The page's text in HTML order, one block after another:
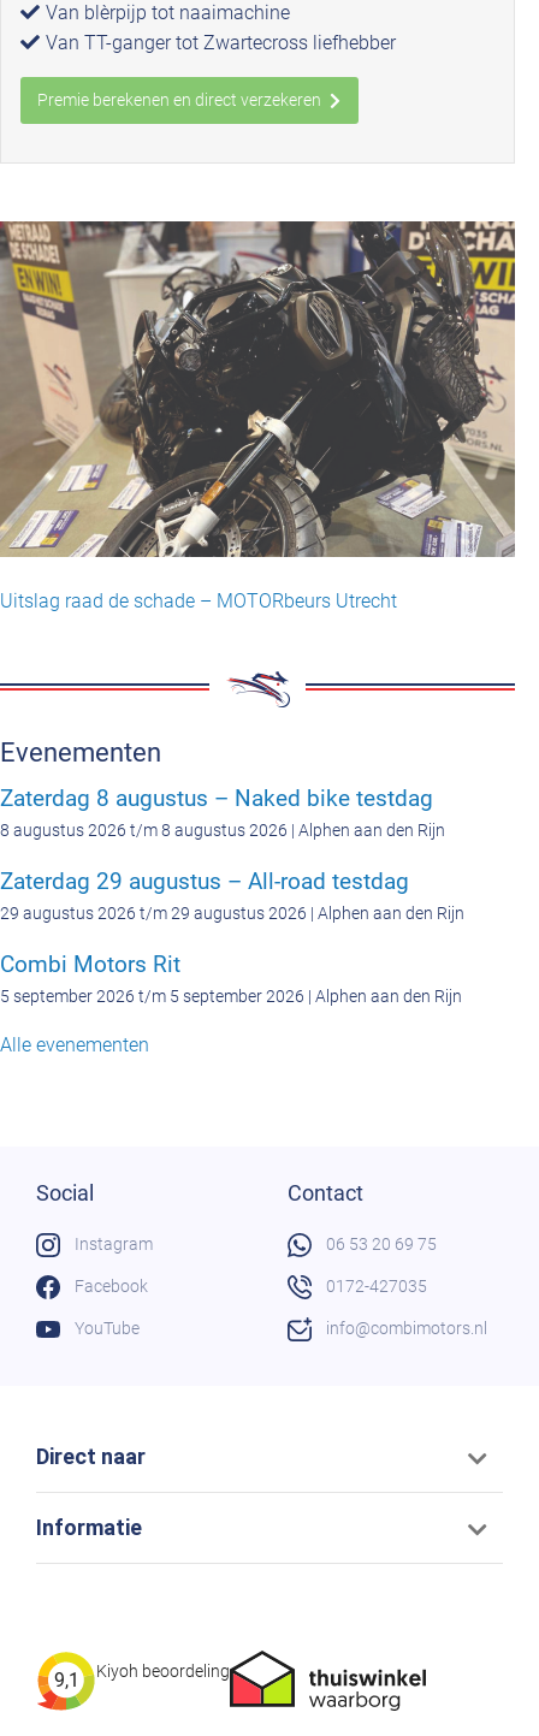
Van blèrpijp tot naaimachine
Van TT-ganger tot Zwartecross liefhebber
Premie berekenen en direct verzekeren
Uitslag raad de schade – MOTORbeurs Utrecht
Evenementen
Zaterdag 8 augustus – Naked bike testdag
8 augustus 2026 t/m 8 augustus 2026 | Alphen aan den Rijn
Zaterdag 29 augustus – All-road testdag
29 augustus 2026 t/m 29 augustus 2026 | Alphen aan den Rijn
Combi Motors Rit
5 september 2026 t/m 5 september 2026 | Alphen aan den Rijn
Alle evenementen
Direct naar
Informatie
9,1 Kiyoh beoordeling
Social
Instagram
Facebook
YouTube
Contact
06 53 20 69 75
0172-427035
info@combimotors.nl